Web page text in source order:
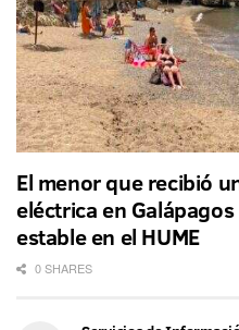
El menor que recibió
eléctrica en
estable en el HUME
0 SHARES